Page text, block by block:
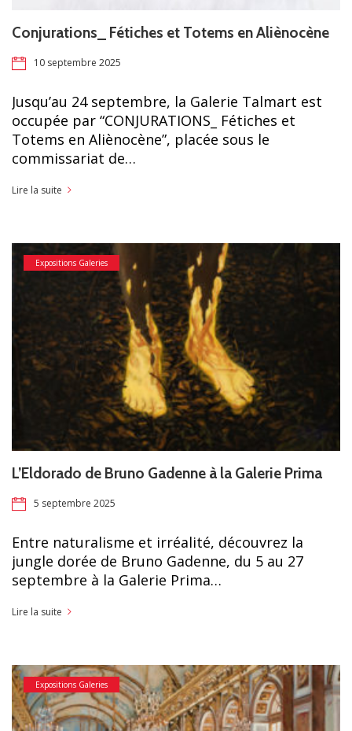
Conjurations_ Fétiches et Totems en Aliènocène
10 septembre 2025
Jusqu’au 24 septembre, la Galerie Talmart est
occupée par “CONJURATIONS_ Fétiches et
Totems en Aliènocène”, placée sous le
commissariat de…
Lire la suite
Expositions Galeries
L’Eldorado de Bruno Gadenne à la Galerie Prima
5 septembre 2025
Entre naturalisme et irréalité, découvrez la
jungle dorée de Bruno Gadenne, du 5 au 27
septembre à la Galerie Prima…
Lire la suite
Expositions Galeries